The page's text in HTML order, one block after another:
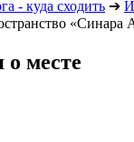
- куда сходить ➔
«Синара
месте